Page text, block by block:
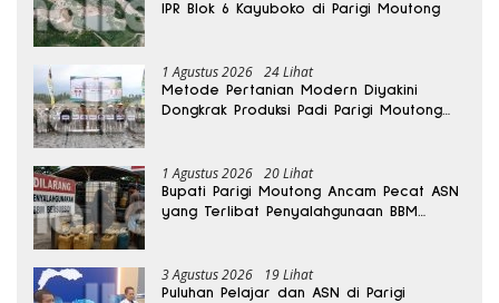
IPR Blok 6 Kayuboko di Parigi Moutong
1 Agustus 2026 24 Lihat
Metode Pertanian Modern Diyakini
Dongkrak Produksi Padi Parigi Moutong
1 Agustus 2026 20 Lihat
Bupati Parigi Moutong Ancam Pecat ASN
yang Terlibat Penyalahgunaan BBM
3 Agustus 2026 19 Lihat
Puluhan Pelajar dan ASN di Parigi